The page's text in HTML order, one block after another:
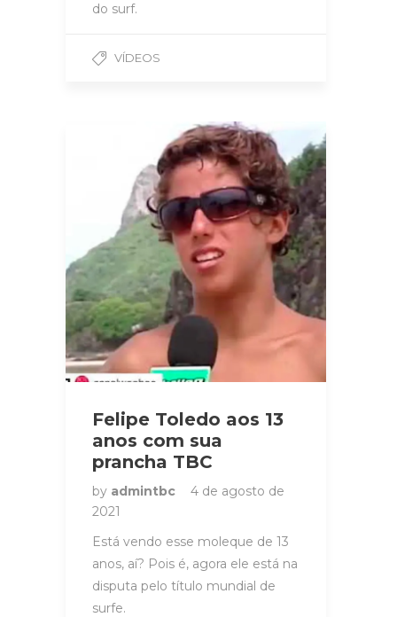
do surf.
VÍDEOS
Felipe Toledo aos 13
anos com sua
prancha TBC
by admintbc
4 de agosto de
2021
Está vendo esse moleque de 13
anos, aí? Pois é, agora ele está na
disputa pelo título mundial de
surfe.